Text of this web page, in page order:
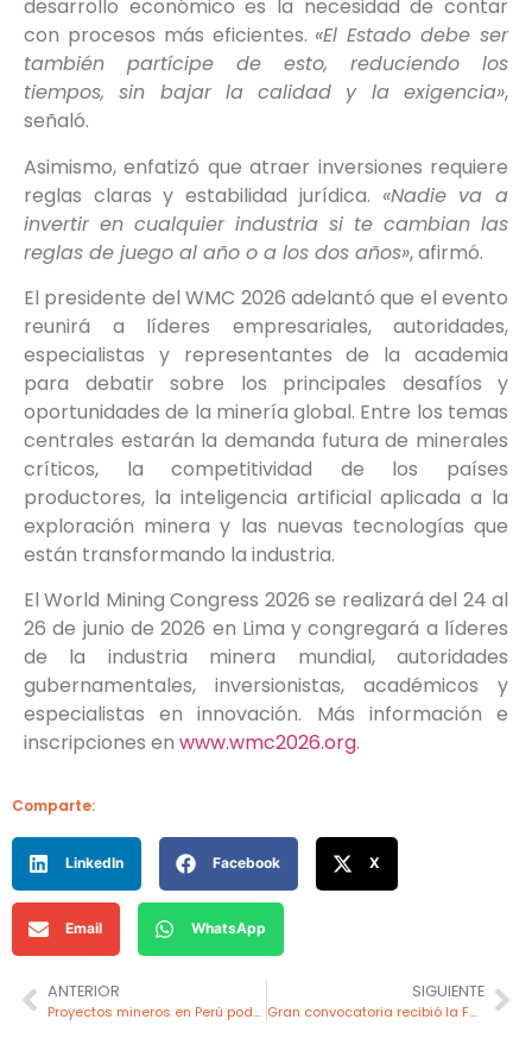
desarrollo económico es la necesidad de contar
con procesos más eficientes. «El Estado debe ser
también partícipe de esto, reduciendo los
tiempos, sin bajar la calidad y la exigencia»,
señaló.
Asimismo, enfatizó que atraer inversiones requiere
reglas claras y estabilidad jurídica. «Nadie va a
invertir en cualquier industria si te cambian las
reglas de juego al año o a los dos años», afirmó.
El presidente del WMC 2026 adelantó que el evento
reunirá a líderes empresariales, autoridades,
especialistas y representantes de la academia
para debatir sobre los principales desafíos y
oportunidades de la minería global. Entre los temas
centrales estarán la demanda futura de minerales
críticos, la competitividad de los países
productores, la inteligencia artificial aplicada a la
exploración minera y las nuevas tecnologías que
están transformando la industria.
El World Mining Congress 2026 se realizará del 24 al
26 de junio de 2026 en Lima y congregará a líderes
de la industria minera mundial, autoridades
gubernamentales, inversionistas, académicos y
especialistas en innovación. Más información e
inscripciones en www.wmc2026.org.
Comparte:
LinkedIn Facebook X
Email WhatsApp
ANTERIOR
Proyectos mineros en Perú podrían reducir de 40 a 15 años sus plazos de desarrollo con una gestión más integrada
SIGUIENTE
Gran convocatoria recibió la Feria Laboral Lima 2026 organizada por CETEMIN